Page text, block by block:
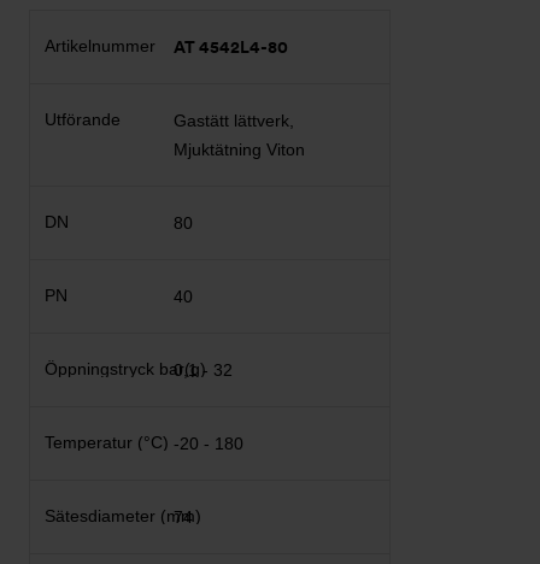
AT 4542L4-80
Gastätt lättverk,
Mjuktätning Viton
80
40
0,1 - 32
-20 - 180
74